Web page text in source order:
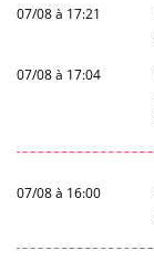
07/08 à 17:21
07/08 à 17:04
07/08 à 16:00